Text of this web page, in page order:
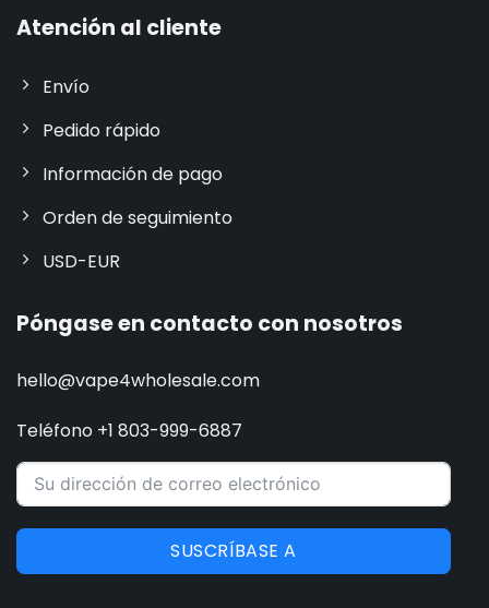
Atención al cliente
Envío
Pedido rápido
Información de pago
Orden de seguimiento
USD-EUR
Póngase en contacto con nosotros
hello@vape4wholesale.com
Teléfono +1 803-999-6887
SUSCRÍBASE A